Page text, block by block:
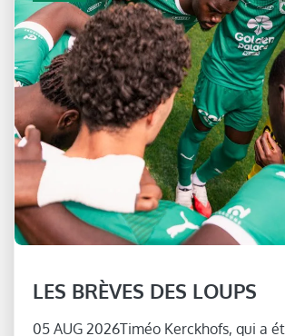
LES BRÈVES DES LOUPS
05 AUG 2026Timéo Kerckhofs, qui a